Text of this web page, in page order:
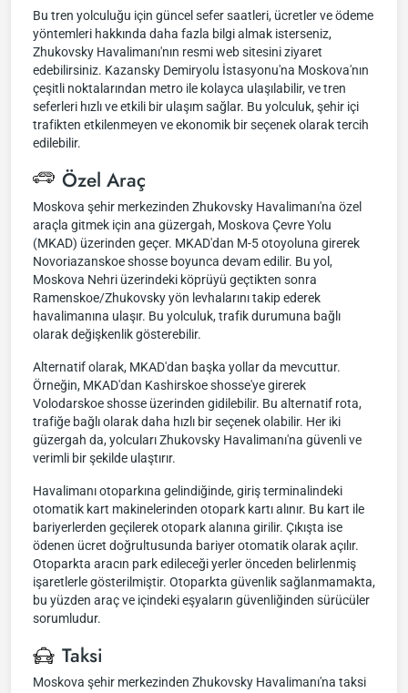
Bu tren yolculuğu için güncel sefer saatleri, ücretler ve ödeme
yöntemleri hakkında daha fazla bilgi almak isterseniz,
Zhukovsky Havalimanı'nın resmi web sitesini ziyaret
edebilirsiniz. Kazansky Demiryolu İstasyonu'na Moskova'nın
çeşitli noktalarından metro ile kolayca ulaşılabilir, ve tren
seferleri hızlı ve etkili bir ulaşım sağlar. Bu yolculuk, şehir içi
trafikten etkilenmeyen ve ekonomik bir seçenek olarak tercih
edilebilir.
Özel Araç
Moskova şehir merkezinden Zhukovsky Havalimanı'na özel
araçla gitmek için ana güzergah, Moskova Çevre Yolu
(MKAD) üzerinden geçer. MKAD'dan M-5 otoyoluna girerek
Novoriazanskoe shosse boyunca devam edilir. Bu yol,
Moskova Nehri üzerindeki köprüyü geçtikten sonra
Ramenskoe/Zhukovsky yön levhalarını takip ederek
havalimanına ulaşır. Bu yolculuk, trafik durumuna bağlı
olarak değişkenlik gösterebilir.
Alternatif olarak, MKAD'dan başka yollar da mevcuttur.
Örneğin, MKAD'dan Kashirskoe shosse'ye girerek
Volodarskoe shosse üzerinden gidilebilir. Bu alternatif rota,
trafiğe bağlı olarak daha hızlı bir seçenek olabilir. Her iki
güzergah da, yolcuları Zhukovsky Havalimanı'na güvenli ve
verimli bir şekilde ulaştırır.
Havalimanı otoparkına gelindiğinde, giriş terminalindeki
otomatik kart makinelerinden otopark kartı alınır. Bu kart ile
bariyerlerden geçilerek otopark alanına girilir. Çıkışta ise
ödenen ücret doğrultusunda bariyer otomatik olarak açılır.
Otoparkta aracın park edileceği yerler önceden belirlenmiş
işaretlerle gösterilmiştir. Otoparkta güvenlik sağlanmamakta,
bu yüzden araç ve içindeki eşyaların güvenliğinden sürücüler
sorumludur.
Taksi
Moskova şehir merkezinden Zhukovsky Havalimanı'na taksi